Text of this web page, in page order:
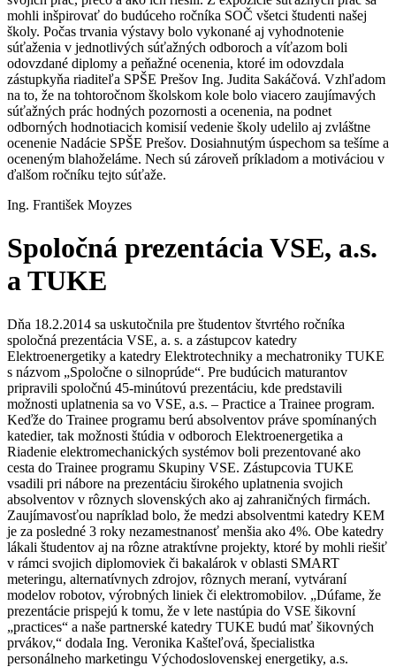
mohli inšpirovať do budúceho ročníka SOČ všetci študenti našej
školy. Počas trvania výstavy bolo vykonané aj vyhodnotenie
súťaženia v jednotlivých súťažných odboroch a víťazom boli
odovzdané diplomy a peňažné ocenenia, ktoré im odovzdala
zástupkyňa riaditeľa SPŠE Prešov Ing. Judita Sakáčová. Vzhľadom
na to, že na tohtoročnom školskom kole bolo viacero zaujímavých
súťažných prác hodných pozornosti a ocenenia, na podnet
odborných hodnotiacich komisií vedenie školy udelilo aj zvláštne
ocenenie Nadácie SPŠE Prešov. Dosiahnutým úspechom sa tešíme a
oceneným blahoželáme. Nech sú zároveň príkladom a motiváciou v
ďalšom ročníku tejto súťaže.
Ing. František Moyzes
Spoločná prezentácia VSE, a.s.
a TUKE
Dňa 18.2.2014 sa uskutočnila pre študentov štvrtého ročníka
spoločná prezentácia VSE, a. s. a zástupcov katedry
Elektroenergetiky a katedry Elektrotechniky a mechatroniky TUKE
s názvom „Spoločne o silnoprúde“. Pre budúcich maturantov
pripravili spoločnú 45-minútovú prezentáciu, kde predstavili
možnosti uplatnenia sa vo VSE, a.s. – Practice a Trainee program.
Keďže do Trainee programu berú absolventov práve spomínaných
katedier, tak možnosti štúdia v odboroch Elektroenergetika a
Riadenie elektromechanických systémov boli prezentované ako
cesta do Trainee programu Skupiny VSE. Zástupcovia TUKE
vsadili pri nábore na prezentáciu širokého uplatnenia svojich
absolventov v rôznych slovenských ako aj zahraničných firmách.
Zaujímavosťou napríklad bolo, že medzi absolventmi katedry KEM
je za posledné 3 roky nezamestnanosť menšia ako 4%. Obe katedry
lákali študentov aj na rôzne atraktívne projekty, ktoré by mohli riešiť
v rámci svojich diplomoviek či bakalárok v oblasti SMART
meteringu, alternatívnych zdrojov, rôznych meraní, vytváraní
modelov robotov, výrobných liniek či elektromobilov. „Dúfame, že
prezentácie prispejú k tomu, že v lete nastúpia do VSE šikovní
„practices“ a naše partnerské katedry TUKE budú mať šikovných
prvákov,“ dodala Ing. Veronika Kašteľová, špecialistka
personálneho marketingu Východoslovenskej energetiky, a.s.